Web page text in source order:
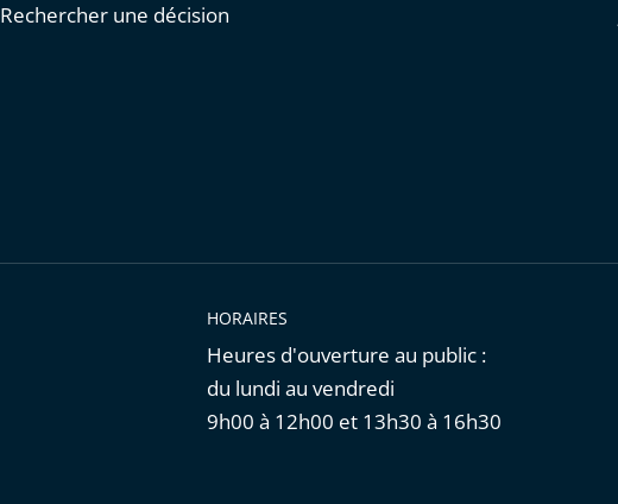
Rechercher une décision
HORAIRES
Heures d'ouverture au public :
du lundi au vendredi
9h00 à 12h00 et 13h30 à 16h30